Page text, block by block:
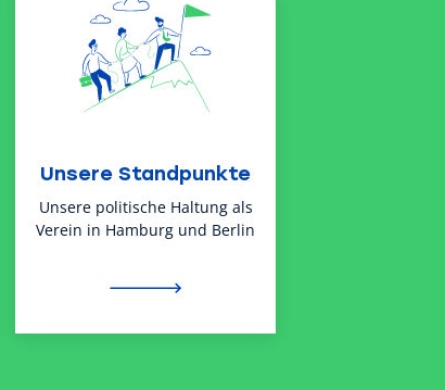
Unsere Standpunkte
Unsere politische Haltung als
Verein in Hamburg und Berlin